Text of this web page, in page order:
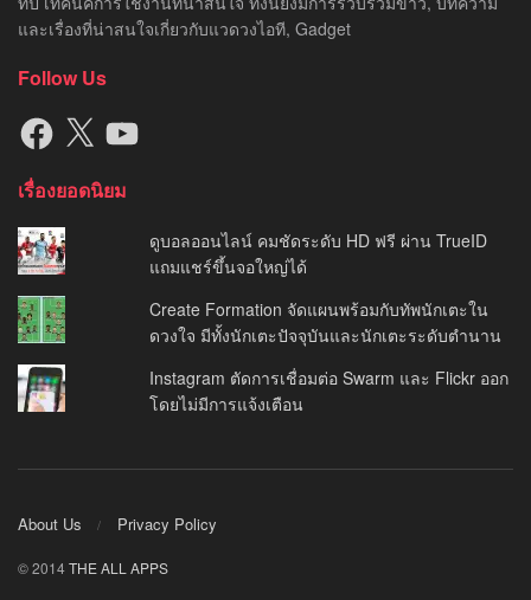
และเรื่องที่น่าสนใจเกี่ยวกับแวดวงไอที, Gadget
Follow Us
Facebook
X YouTube
เรื่องยอดนิยม
ดูบอลออนไลน์ คมชัดระดับ HD ฟรี ผ่าน TrueID
แถมแชร์ขึ้นจอใหญ่ได้
Create Formation จัดแผนพร้อมกับทัพนักเตะใน
ดวงใจ มีทั้งนักเตะปัจจุบันและนักเตะระดับตำนาน
Instagram ตัดการเชื่อมต่อ Swarm และ Flickr ออก
โดยไม่มีการแจ้งเตือน
About Us Privacy Policy
© 2014THE ALL APPS